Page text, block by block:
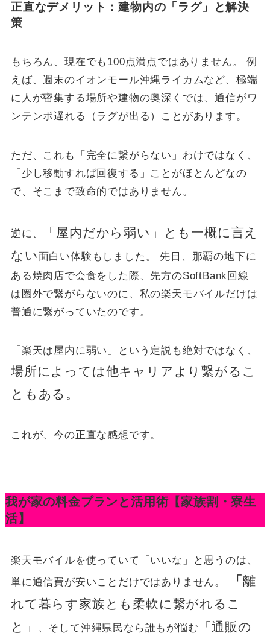
正直なデメリット：建物内の「ラグ」と解決
策
もちろん、現在でも100点満点ではありません。 例
えば、週末のイオンモール沖縄ライカムなど、極端
に人が密集する場所や建物の奥深くでは、通信がワ
ンテンポ遅れる（ラグが出る）ことがあります。
ただ、これも「完全に繋がらない」わけではなく、
「少し移動すれば回復する」ことがほとんどなの
で、そこまで致命的ではありません。
逆に、
「屋内だから弱い」とも一概に言え
ない面白い体験もしました。 先日、那覇の地下に
ある焼肉店で会食をした際、先方のSoftBank回線
は圏外で繋がらないのに、私の楽天モバイルだけは
普通に繋がっていたのです。
「楽天は屋内に弱い」という定説も絶対ではなく、
場所によっては他キャリアより繋がるこ
ともある。
これが、今の正直な感想です。
我が家の料金プランと活用術【家族割・寮生
活】
楽天モバイルを使っていて「いいな」と思うのは、
単に通信費が安いことだけではありません。
「 離
れて暮らす家族とも柔軟に繋がれるこ
と」
、そして沖縄県民なら誰もが悩む
「通販の